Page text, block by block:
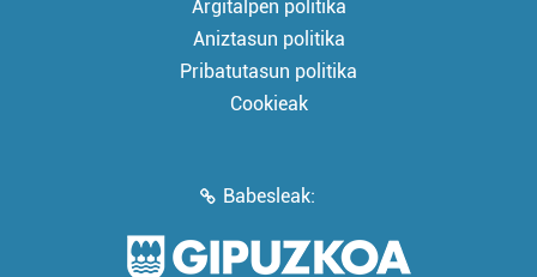
Argitalpen politika
Aniztasun politika
Pribatutasun politika
Cookieak
Babesleak: